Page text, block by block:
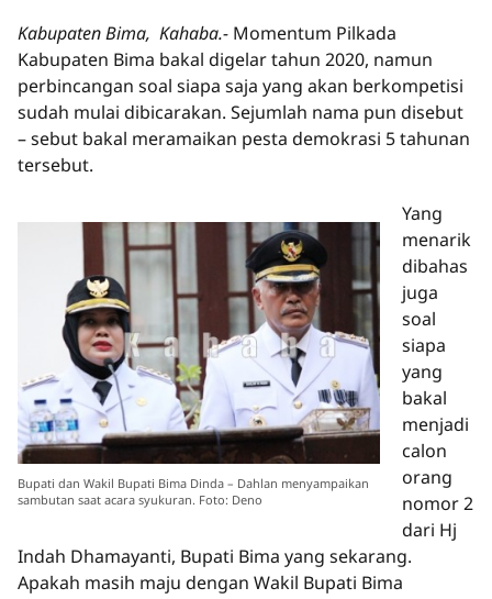
Kabupaten Bima, Kahaba.- Momentum Pilkada
Kabupaten Bima bakal digelar tahun 2020, namun
perbincangan soal siapa saja yang akan berkompetisi
sudah mulai dibicarakan. Sejumlah nama pun disebut
– sebut bakal meramaikan pesta demokrasi 5 tahunan
tersebut.
Bupati dan Wakil Bupati Bima Dinda – Dahlan menyampaikan
sambutan saat acara syukuran. Foto: Deno
Yang
menarik
dibahas
juga
soal
siapa
yang
bakal
menjadi
calon
orang
nomor 2
dari Hj
Indah Dhamayanti, Bupati Bima yang sekarang.
Apakah masih maju dengan Wakil Bupati Bima